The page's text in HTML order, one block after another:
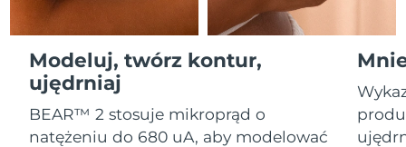
Modeluj, twórz kontur,
ujędrniaj
BEAR™ 2 stosuje mikroprąd o
natężeniu do 680 uA, aby modelować
All revitalizing eye massagers
Advanced pore care essentials
Serum
For healthy hair
issa™ Teeth Whitening Gel
18% PAP
Gibraltar
Grecja
Oczekiwany czas dostawy
8/12/26
SRA Hongkong
(Chiny)
Oczekiwany czas dostawy
8/13/26